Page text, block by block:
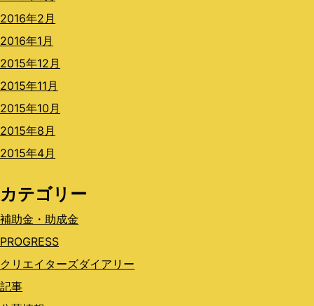
2016年2月
2016年1月
2015年12月
2015年11月
2015年10月
2015年8月
2015年4月
カテゴリー
補助金・助成金
PROGRESS
クリエイターズダイアリー
記事